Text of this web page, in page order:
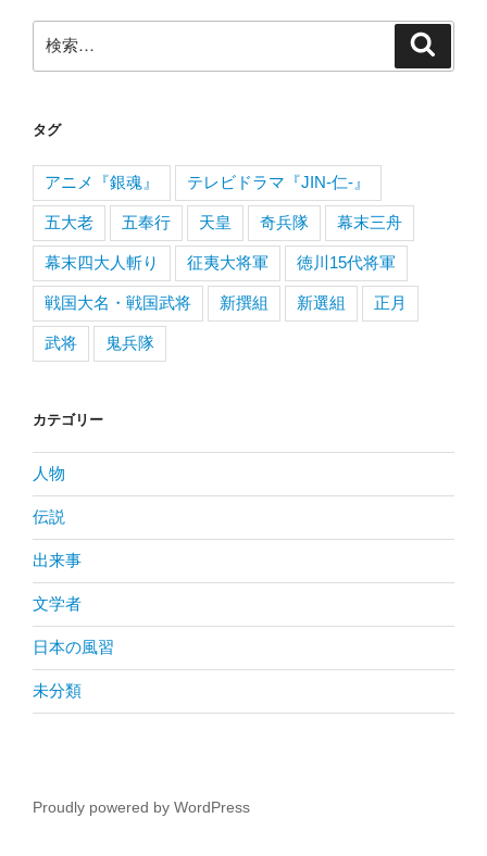
索:
タグ
アニメ『銀魂』 テレビドラマ『JIN-仁-』
五大老 五奉行 天皇 奇兵隊 幕末三舟
幕末四大人斬り 征夷大将軍 徳川15代将軍
戦国大名・戦国武将 新撰組 新選組 正月
武将 鬼兵隊
カテゴリー
人物
伝説
出来事
文学者
日本の風習
未分類
Proudly powered by WordPress